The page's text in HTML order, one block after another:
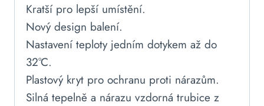
Kratší pro lepší umístění.
Nový design balení.
Nastavení teploty jedním dotykem až do
32°C.
Plastový kryt pro ochranu proti nárazům.
Silná tepelně a nárazu vzdorná trubice z